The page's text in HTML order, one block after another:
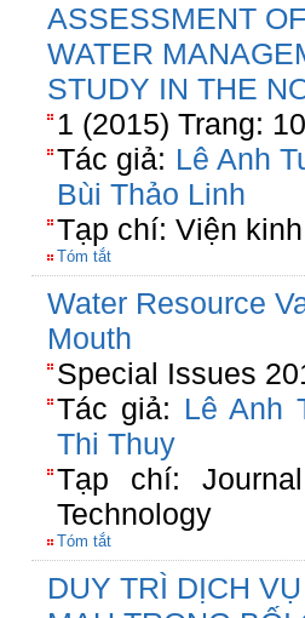
ASSESSMENT
WATER
STUDY IN THE
1 (2015) Trang:
Tác giả: Lê Anh
Bùi Thảo Linh
Tạp chí: Viện
Tóm tắt
Water Resource
Mouth
Special Issues
Tác giả: Lê Anh
Thi Thuy
Tạp chí:
Technology
Tóm tắt
DUY TRÌ DỊCH